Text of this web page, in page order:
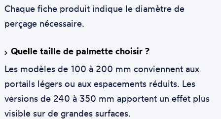
Chaque fiche produit indique le diamètre de
perçage nécessaire.
Quelle taille de palmette choisir ?
Les modèles de 100 à 200 mm conviennent aux
portails légers ou aux espacements réduits. Les
versions de 240 à 350 mm apportent un effet plus
visible sur de grandes surfaces.